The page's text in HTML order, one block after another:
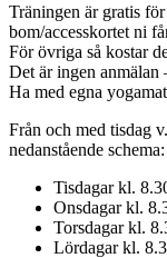
Träningen är gratis
bom/accesskortet ni
För övriga så kostar
Det är ingen anmälan
Ha med egna
Från och med tisdag
nedanstående schema:
Tisdagar kl.
Onsdagar kl.
Torsdagar kl.
Lördagar kl.